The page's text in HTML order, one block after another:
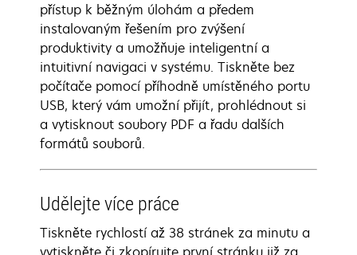
přístup k běžným úlohám a předem
instalovaným řešením pro zvýšení
produktivity a umožňuje inteligentní a
intuitivní navigaci v systému. Tiskněte bez
počítače pomocí příhodně umístěného portu
USB, který vám umožní přijít, prohlédnout si
a vytisknout soubory PDF a řadu dalších
formátů souborů.
Udělejte více práce
Tiskněte rychlostí až 38 stránek za minutu a